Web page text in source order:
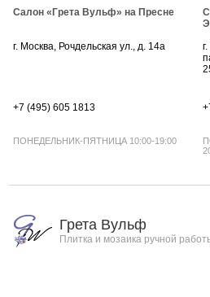
Салон «Грета Вульф» на Пресне
г. Москва, Рочдельская ул., д. 14а
+7 (495) 605 1813
ПОНЕДЕЛЬНИК-ПЯТНИЦА 10:00-19:00
Грета Вульф
Плитка и мозаика ручной